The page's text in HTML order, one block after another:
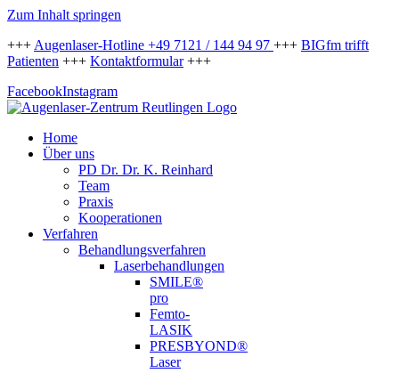
Zum Inhalt springen
+++ Augenlaser-Hotline +49 7121 / 144 94 97 +++ BIGfm trifft
Patienten +++ Kontaktformular+++
FacebookInstagram
Home
Über uns
PD Dr. Dr. K. Reinhard
Team
Praxis
Kooperationen
Verfahren
Behandlungsverfahren
Laserbehandlungen
SMILE®
pro
Femto-
LASIK
PRESBYOND®
Laser